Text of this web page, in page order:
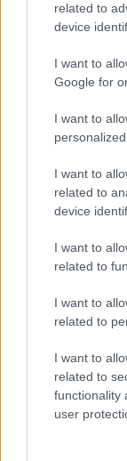
related to
device
I want to
Google for
I want to
I want to
related to
device
I want to
related to
I want to
related to
I want to
related to
functionality
user
Slovenská
Nitre je o
aj elektrinu